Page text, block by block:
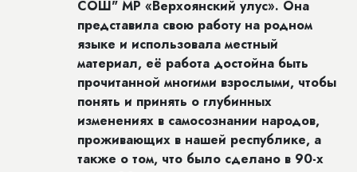
СОШ" МР «Верхоянский улус». Она
представила свою работу на родном
языке и использовала местный
материал, её работа достойна быть
прочитанной многими взрослыми, чтобы
понять и принять о глубинных
изменениях в самосознании народов,
проживающих в нашей республике, а
также о том, что было сделано в 90-х